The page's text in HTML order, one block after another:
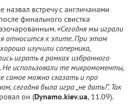
встречу с англичанами
финального свистка
«Сегодня мы играли
относится к элите. При этом
изучили соперника,
играть в рамках избранного
использовали те микромоменты,
самое можно сказать и про
сегодня была игра „не дать!“. Так
он (Dynamo.kiev.ua, 11.09).